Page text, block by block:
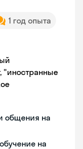
1 год опыта
"иностранные
общения на
на